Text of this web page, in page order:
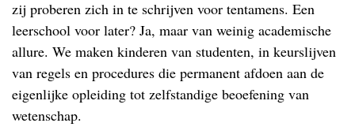
zij proberen zich in te schrijven voor tentamens. Een
leerschool voor later? Ja, maar van weinig academische
allure. We maken kinderen van studenten, in keurslijven
van regels en procedures die permanent afdoen aan de
eigenlijke opleiding tot zelfstandige beoefening van
wetenschap.